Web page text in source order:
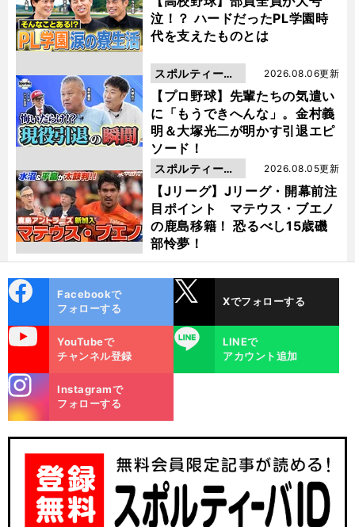
泣！？ ハードだったPL学園時
代を支えたものとは
【プロ野球】先輩たちの気遣い
に「もうできへんな」。金村義
明＆大塚光二が明かす引退エピ
ソード！
2026.08.06更新
スポルティーバ
動画
【Jリーグ】Jリーグ・開幕前注
目ポイント マテウス・ブエノ
の鹿島移籍！ 恐るべし15歳磯
部怜夢！
2026.08.05更新
スポルティーバ
動画
ok
Facebookで
フォローする
Xでフォローする
YouTubeで
チャンネル登録
LINE
LINEで
アカウント追加
m
Instagramで
フォローする